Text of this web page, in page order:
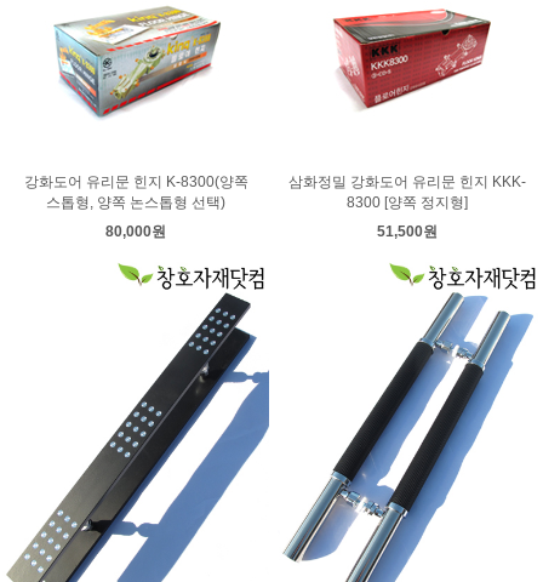
강화도어 유리문 힌지 K-8300(양쪽
스톱형, 양쪽 논스톱형 선택)
80,000원
삼화정밀 강화도어 유리문 힌지 KKK-
8300 [양쪽 정지형]
51,500원